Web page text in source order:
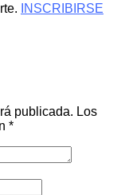
INSCRIBIRSE
publicada. Los
*